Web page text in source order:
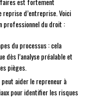
reprise d’entreprise. Voici
professionnel du droit :
du processus : cela
dès l’analyse préalable et
pièges.
aider le repreneur à
pour identifier les risques